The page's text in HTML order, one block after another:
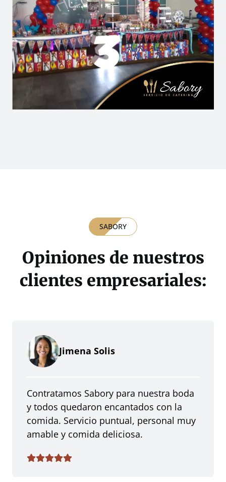
SABORY
Opiniones de nuestros
clientes empresariales:
Jimena Solis
Contratamos Sabory para nuestra boda
y todos quedaron encantados con la
comida. Servicio puntual, personal muy
amable y comida deliciosa.